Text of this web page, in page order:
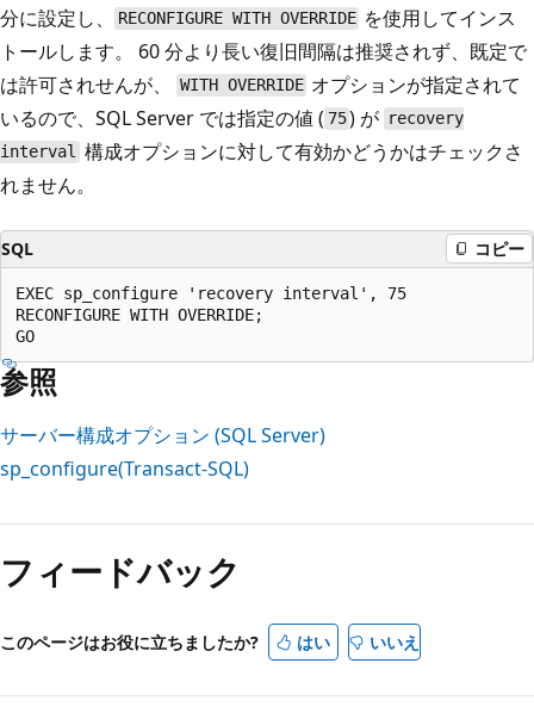
分に設定し、 RECONFIGURE WITH OVERRIDE を使用してインス
トールします。 60 分より長い復旧間隔は推奨されず、既定で
は許可されせんが、
WITH OVERRIDE オプションが指定されて
いるので、SQL Server では指定の値 ( 75) が recovery
interval 構成オプションに対して有効かどうかはチェックさ
れません。
SQL コピー
EXEC sp_configure 'recovery interval', 75
RECONFIGURE WITH OVERRIDE;
参照
サーバー構成オプション (SQL Server)
sp_configure(Transact-SQL)
フィードバック
このページはお役に立ちましたか? はい いいえ